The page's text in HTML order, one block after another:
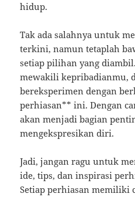
hidup.
Tak ada salahnya untuk
terkini, namun tetaplah
setiap pilihan yang
mewakili kepribadianmu,
bereksperimen dengan
perhiasan** ini. Dengan
akan menjadi bagian
mengekspresikan diri.
Jadi, jangan ragu untuk
ide, tips, dan inspirasi
Setiap perhiasan memiliki